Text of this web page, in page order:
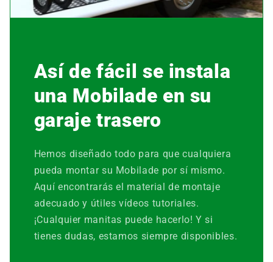
Así de fácil se instala
una Mobilade en su
garaje trasero
Hemos diseñado todo para que cualquiera
pueda montar su Mobilade por sí mismo.
Aquí encontrarás el material de montaje
adecuado y útiles vídeos tutoriales.
¡Cualquier manitas puede hacerlo! Y si
tienes dudas, estamos siempre disponibles.